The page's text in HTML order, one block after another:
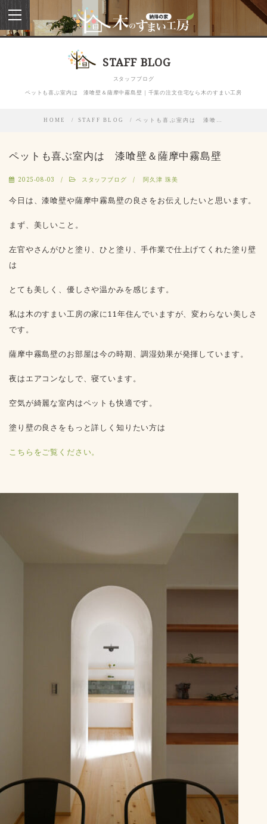
toggle
navigation
STAFF BLOG
スタッフブログ
ペットも喜ぶ室内は 漆喰壁＆薩摩中霧島壁｜千葉の注文住宅なら木のすまい工房
HOME STAFF BLOG ペットも喜ぶ室内は 漆喰…
ペットも喜ぶ室内は 漆喰壁＆薩摩中霧島壁
2025-08-03 スタッフブログ 阿久津 珠美
今日は、漆喰壁や薩摩中霧島壁の良さをお伝えしたいと思います。
まず、美しいこと。
左官やさんがひと塗り、ひと塗り、手作業で仕上げてくれた塗り壁
は
とても美しく、優しさや温かみを感じます。
私は木のすまい工房の家に11年住んでいますが、変わらない美しさ
です。
薩摩中霧島壁のお部屋は今の時期、調湿効果が発揮しています。
夜はエアコンなしで、寝ています。
空気が綺麗な室内はペットも快適です。
塗り壁の良さをもっと詳しく知りたい方は
こちらをご覧ください。